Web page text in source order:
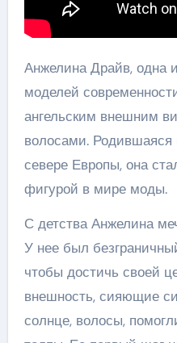
Анжелина Драйв, одна
моделей
ангельским внешним
волосами. Родившаяся
севере Европы, она
фигурой в мире моды.
С детства Анжелина
У нее был
чтобы достичь своей
внешность, сияющие
солнце, волосы,